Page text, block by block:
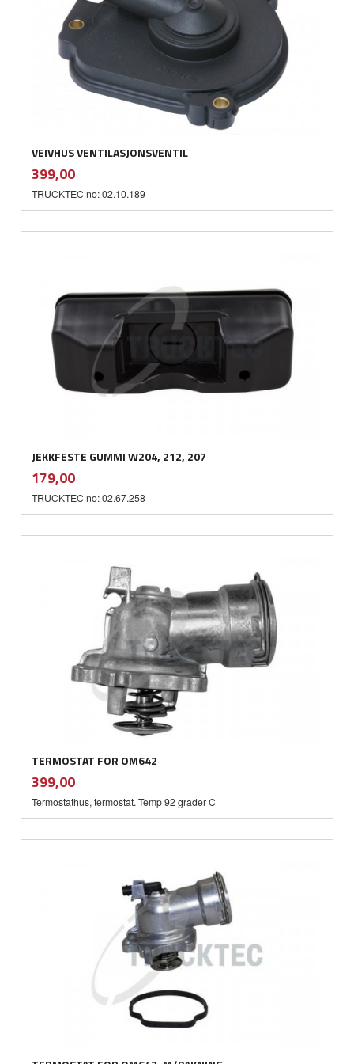
VEIVHUS VENTILASJONSVENTIL
Pris
399,00mva.
TRUCKTEC no: 02.10.189
JEKKFESTE GUMMI W204, 212, 207
Pris
179,00mva.
TRUCKTEC no: 02.67.258
TERMOSTAT FOR OM642
Pris
399,00mva.
Termostathus, termostat. Temp 92 grader C